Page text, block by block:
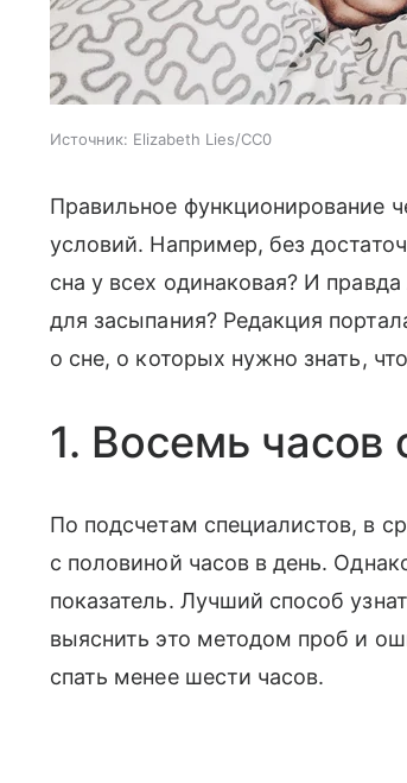
Источник: Elizabeth Lies/CC0
Правильное функционирование
условий. Например, без
сна у всех одинаковая? И
для засыпания? Редакция
о сне, о которых нужно знать,
1. Восемь часов
По подсчетам специалистов, в
с половиной часов в день.
показатель. Лучший способ
выяснить это методом проб и
спать менее шести часов.